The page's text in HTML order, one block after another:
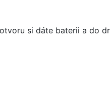
si dáte baterii a do